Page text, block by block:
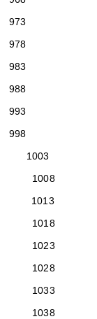
973
978
983
988
993
998
1003
1008
1013
1018
1023
1028
1033
1038